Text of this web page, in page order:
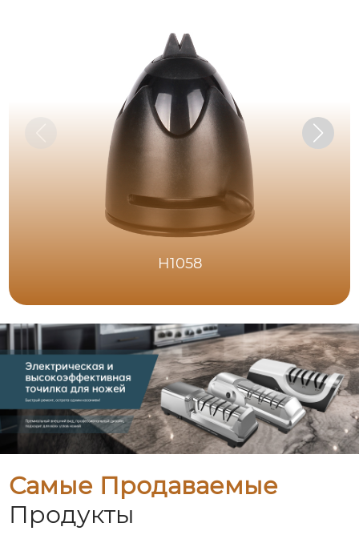
H1058
Самые Продаваемые
Продукты